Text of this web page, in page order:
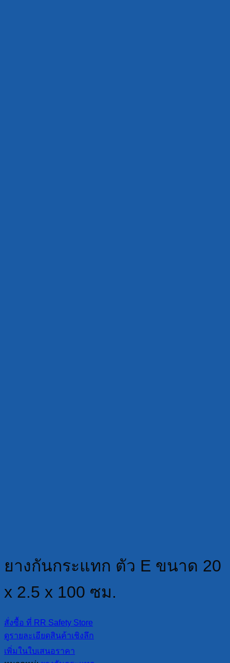
ยางกันกระแทก ตัว E ขนาด 20
x 2.5 x 100 ซม.
สั่งซื้อ ที่ RR Safety Store
ดูรายละเอียดสินค้าเชิงลึก
เพิ่มในใบเสนอราคา